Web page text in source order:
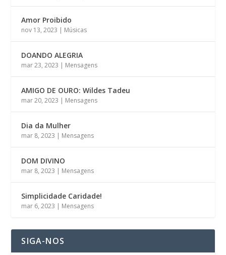
Amor Proibido
nov 13, 2023 | Músicas
DOANDO ALEGRIA
mar 23, 2023 | Mensagens
AMIGO DE OURO: Wildes Tadeu
mar 20, 2023 | Mensagens
Dia da Mulher
mar 8, 2023 | Mensagens
DOM DIVINO
mar 8, 2023 | Mensagens
Simplicidade Caridade!
mar 6, 2023 | Mensagens
SIGA-NOS